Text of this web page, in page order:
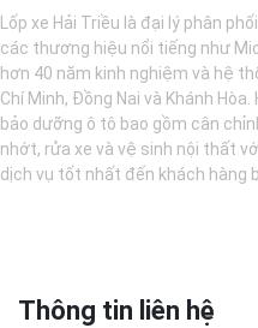
Lốp xe Hải Triều là đại lý phân
các thương hiệu nổi tiếng như
hơn 40 năm kinh nghiệm và hệ
Chí Minh, Đồng Nai và Khánh
bảo dưỡng ô tô bao gồm cân
nhớt, rửa xe và vệ sinh nội thất
dịch vụ tốt nhất đến khách hàng
Thông tin liên hệ